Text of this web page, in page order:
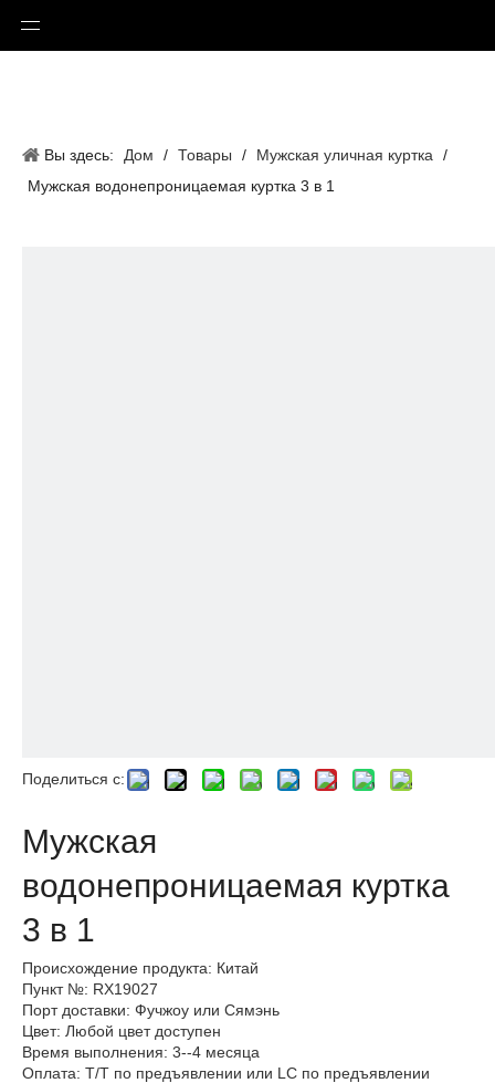
Вы здесь: Дом / Товары / Мужская уличная куртка
/
Мужская водонепроницаемая куртка 3 в 1
Поделиться с:
Мужская
водонепроницаемая куртка
3 в 1
Происхождение продукта: Китай
Пункт №: RX19027
Порт доставки: Фучжоу или Сямэнь
Цвет: Любой цвет доступен
Время выполнения: 3--4 месяца
Оплата: T/T по предъявлении или LC по предъявлении